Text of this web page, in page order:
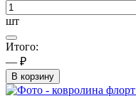
шт
Итого:
— ₽
В корзину